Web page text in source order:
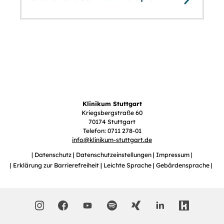
Klinikum Stuttgart
Kriegsbergstraße 60
70174 Stuttgart
Telefon: 0711 278-01
info@klinikum-stuttgart.de
Datenschutz
Datenschutzeinstellungen Impressum
Erklärung zur Barrierefreiheit
Leichte Sprache Gebärdensprache